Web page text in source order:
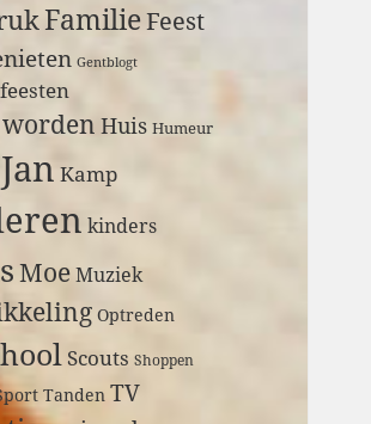
FamilieFeest
Gentblogt
Huis Humeur
Jan Kamp
kinders
MoeMuziek
Optreden
Scouts Shoppen
Tanden TV